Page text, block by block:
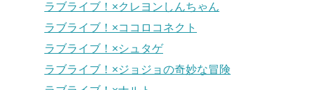
ラブライブ！×クレヨンしんちゃん
ラブライブ！×ココロコネクト
ラブライブ！×シュタゲ
ラブライブ！×ジョジョの奇妙な冒険